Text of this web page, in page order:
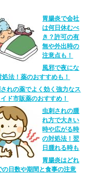
胃腸炎で会社
は何日休むべ
き？許可の有
無や外出時の
注意点も！
風邪で夜にな
法！薬のおすすめも！
れの薬でよく効く強力なス
ド市販薬のおすすめ！
虫刺されの腫
れ方で大きい
時や広がる時
の対処法！翌
日腫れる時も
胃腸炎はどれ
の日数や期間と食事の注意